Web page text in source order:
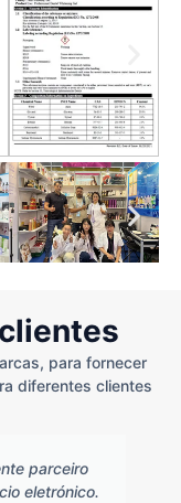
para fornecer
diferentes clientes
parceiro
eletrónico.